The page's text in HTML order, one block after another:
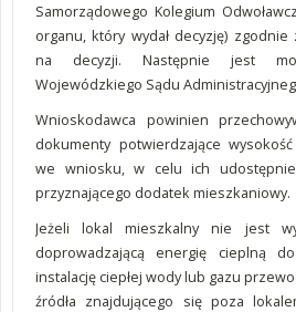
Samorządowego Kolegium
organu, który wydał decyzję)
na decyzji. Następnie jest
Wojewódzkiego Sądu
Wnioskodawca powinien
dokumenty potwierdzające
we wniosku, w celu ich
przyznającego dodatek mieszkaniowy.
Jeżeli lokal mieszkalny nie jest
doprowadzającą energię cieplną
instalację ciepłej wody lub gazu
źródła znajdującego się poza